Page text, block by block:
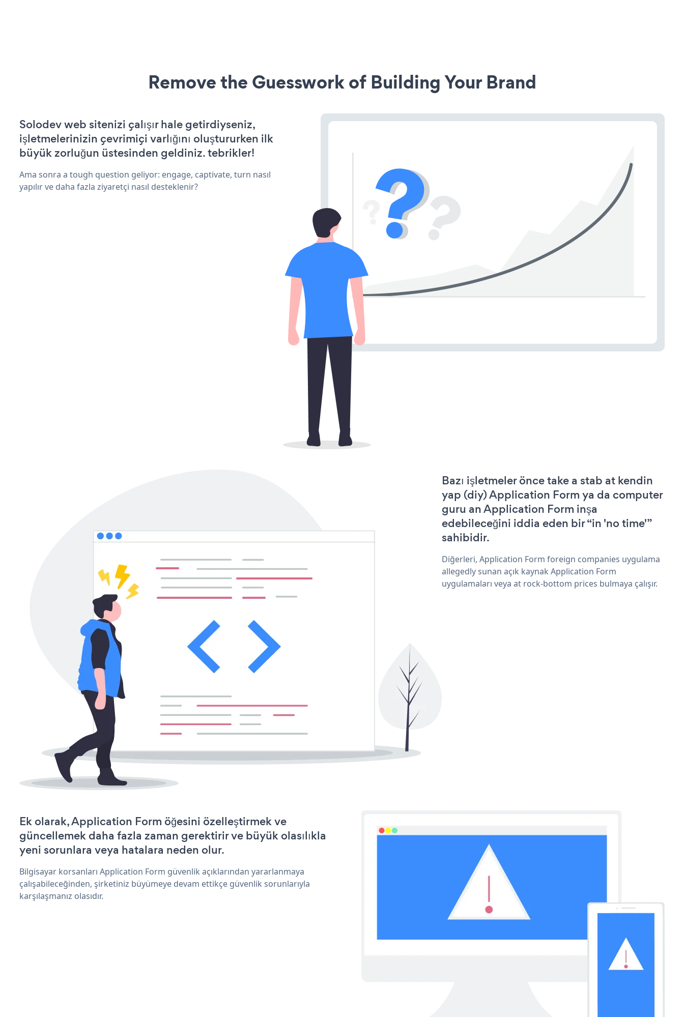
Remove the Guesswork of Building Your Brand
Solodev web sitenizi çalışır hale getirdiyseniz,
işletmelerinizin çevrimiçi varlığını oluştururken ilk
büyük zorluğun üstesinden geldiniz. tebrikler!
Ama sonra a tough question geliyor: engage, captivate, turn nasıl
yapılır ve daha fazla ziyaretçi nasıl desteklenir?
Bazı işletmeler önce take a stab at kendin
yap (diy) Application Form ya da computer
guru an Application Form inşa
edebileceğini iddia eden bir “in 'no time'”
sahibidir.
Diğerleri, Application Form foreign companies uygulama
allegedly sunan açık kaynak Application Form
uygulamaları veya at rock-bottom prices bulmaya çalışır.
Ek olarak, Application Form öğesini özelleştirmek ve
güncellemek daha fazla zaman gerektirir ve büyük olasılıkla
yeni sorunlara veya hatalara neden olur.
Bilgisayar korsanları Application Form güvenlik açıklarından yararlanmaya
çalışabileceğinden, şirketiniz büyümeye devam ettikçe güvenlik sorunlarıyla
karşılaşmanız olasıdır.